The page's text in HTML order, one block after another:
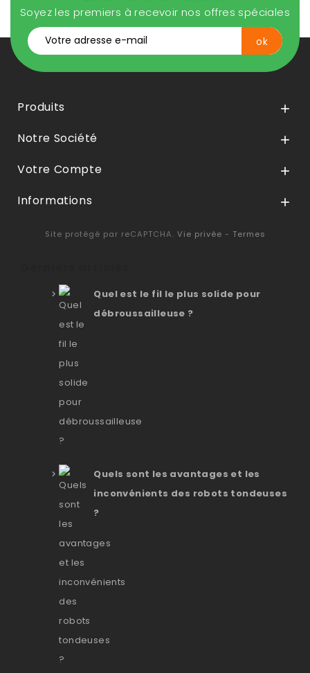
Soyez les premiers à recevoir nos offres spéciales
Produits 
Notre Société 
Votre Compte 
Informations 
Site protégé par reCAPTCHA. Vie privée - Termes
Quel est le fil le plus solide pour
débroussailleuse ?
Quels sont les avantages et les
inconvénients des robots tondeuses
?